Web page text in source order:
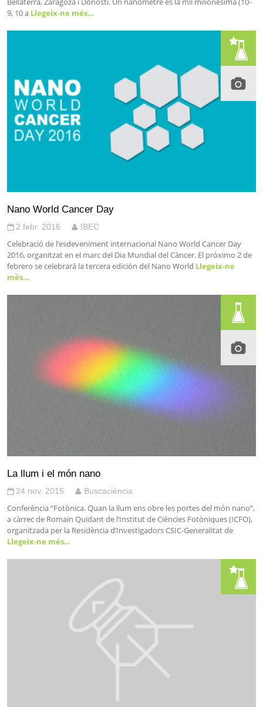
9, 10 a Llegeix-ne més…
Nano World Cancer Day
2 febr. 2016 IBEC
Celebració de l’esdeveniment internacional Nano World Cancer Day
2016, organitzat en el marc del Dia Mundial del Càncer. El próximo 2 de
febrero se celebrará la tercera edición del Nano World Llegeix-ne
més…
La llum i el món nano
24 nov. 2015 Buscaciència
Conferència “Fotònica. Quan la llum ens obre les portes del món nano”,
a càrrec de Romain Quidant de l’Institut de Ciències Fotòniques (ICFO),
organitzada per la Residència d’Investigadors CSIC-Generalitat de
Llegeix-ne més…